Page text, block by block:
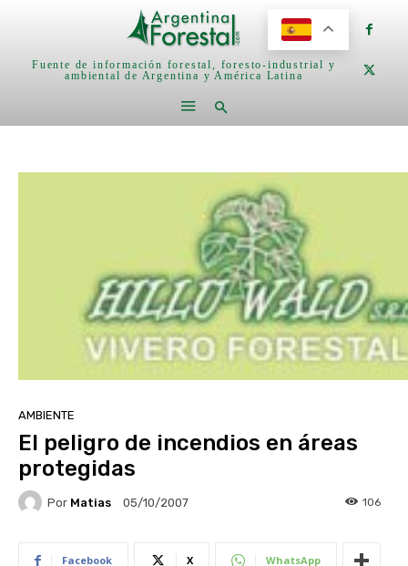
Fuente de información forestal, foresto-industrial y
ambiental de Argentina y América Latina
AMBIENTE
El peligro de incendios en áreas
protegidas
Por Matias 05/10/2007 106
Facebook X WhatsApp